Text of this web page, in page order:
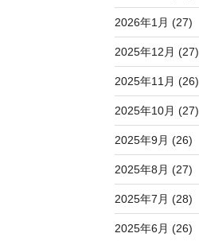
2026年1月 (27)
2025年12月 (27)
2025年11月 (26)
2025年10月 (27)
2025年9月 (26)
2025年8月 (27)
2025年7月 (28)
2025年6月 (26)